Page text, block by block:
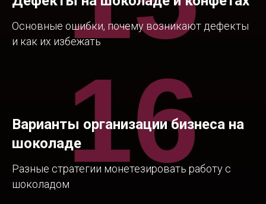
Основные ошибки, почему возникают дефекты
и как их избежать
Варианты организации бизнеса на
шоколаде
Разные стратегии монетезировать работу с
шоколадом16